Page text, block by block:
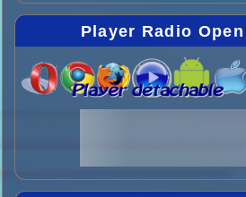
Player Radio Open